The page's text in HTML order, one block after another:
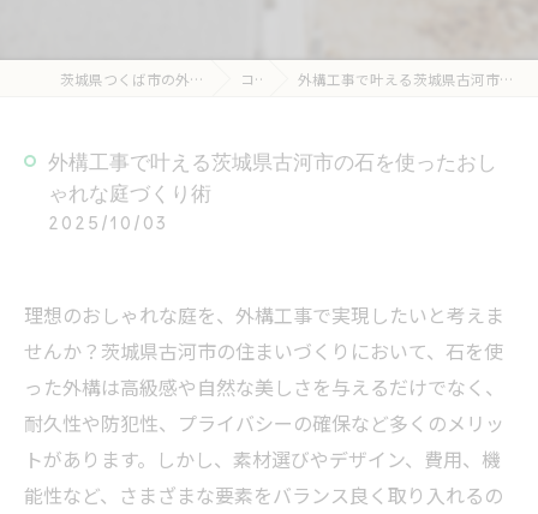
茨城県つくば市の外構工事なら有限会社和園 コラム 外構工事で叶える茨城県古河市の石を使ったおしゃれな庭づくり術
外構工事で叶える茨城県古河市の石を使ったおし
ゃれな庭づくり術
2025/10/03
理想のおしゃれな庭を、外構工事で実現したいと考えま
せんか？茨城県古河市の住まいづくりにおいて、石を使
った外構は高級感や自然な美しさを与えるだけでなく、
耐久性や防犯性、プライバシーの確保など多くのメリッ
トがあります。しかし、素材選びやデザイン、費用、機
能性など、さまざまな要素をバランス良く取り入れるの